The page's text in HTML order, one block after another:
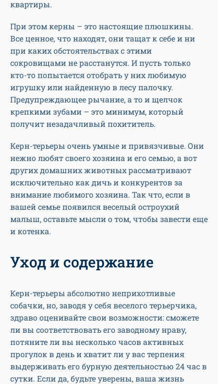
квартиры.
При этом керны – это настоящие плюшкины.
Все ценное, что находят, они тащат к себе и ни
при каких обстоятельствах с этими
сокровищами не расстанутся. И пусть только
кто-то попытается отобрать у них любимую
игрушку или найденную в лесу палочку.
Предупреждающее рычание, а то и щелчок
крепкими зубами – это минимум, который
получит незадачливый похититель.
Керн-терьеры очень умные и привязчивые. Они
нежно любят своего хозяина и его семью, а вот
других домашних животных рассматривают
исключительно как дичь и конкурентов за
внимание любимого хозяина. Так что, если в
вашей семье появился веселый остроухий
малыш, оставьте мысли о том, чтобы завести еще
и котенка.
Уход и содержание
Керн-терьеры абсолютно неприхотливые
собачки, но, заводя у себя веселого терьерчика,
здраво оценивайте свои возможности: сможете
ли вы соответствовать его заводному нраву,
потяните ли вы несколько часов активных
прогулок в день и хватит ли у вас терпения
выдерживать его бурную деятельностью 24 час в
сутки. Если да, будьте уверены, ваша жизнь